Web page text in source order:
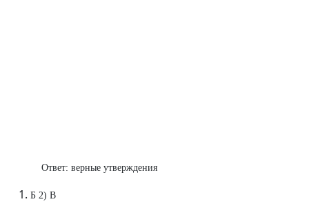
Ответ: верные утверждения
Б 2) В